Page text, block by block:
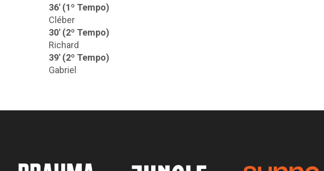
36' (1º Tempo)
Cléber
30' (2º Tempo)
Richard
39' (2º Tempo)
Gabriel